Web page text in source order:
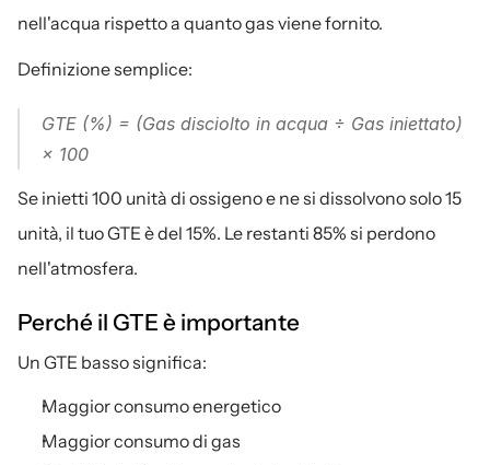
nell'acqua rispetto a quanto gas viene fornito.
Definizione semplice:
GTE (%) = (Gas disciolto in acqua ÷ Gas iniettato)
× 100
Se inietti 100 unità di ossigeno e ne si dissolvono solo 15
unità, il tuo GTE è del 15%. Le restanti 85% si perdono
nell'atmosfera.
Perché il GTE è importante
Un GTE basso significa:
Maggior consumo energetico
Maggior consumo di gas